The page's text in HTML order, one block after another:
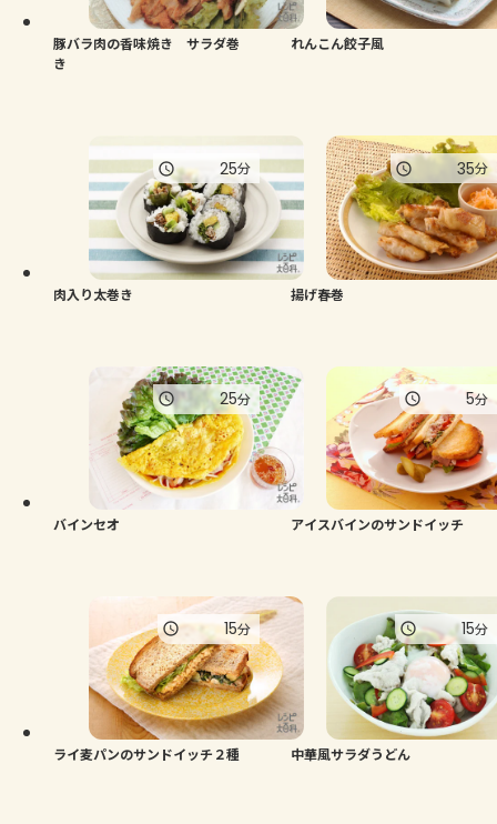
豚バラ肉の香味焼き サラダ巻
き
れんこん餃子風
肉入り太巻き
25分
揚げ春巻
35分
バインセオ
25分
アイスバインのサンドイッチ
5分
ライ麦パンのサンドイッチ２種
15分
中華風サラダうどん
15分